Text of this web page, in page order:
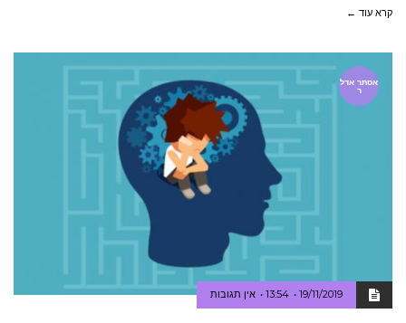
קרא עוד ←
אסתר אדל
ר
19/11/2019
13:54 אין תגובות